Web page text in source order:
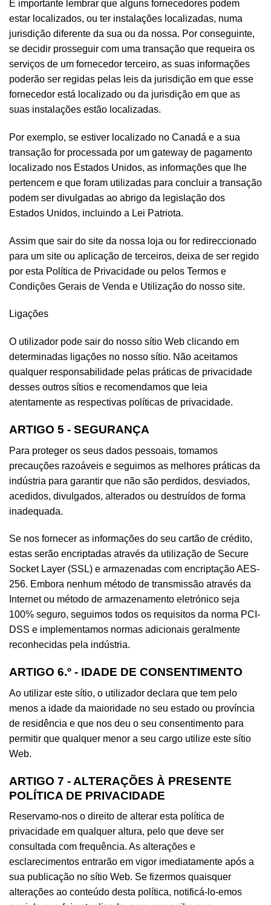
É importante lembrar que alguns fornecedores podem
estar localizados, ou ter instalações localizadas, numa
jurisdição diferente da sua ou da nossa. Por conseguinte,
se decidir prosseguir com uma transação que requeira os
serviços de um fornecedor terceiro, as suas informações
poderão ser regidas pelas leis da jurisdição em que esse
fornecedor está localizado ou da jurisdição em que as
suas instalações estão localizadas.
Por exemplo, se estiver localizado no Canadá e a sua
transação for processada por um gateway de pagamento
localizado nos Estados Unidos, as informações que lhe
pertencem e que foram utilizadas para concluir a transação
podem ser divulgadas ao abrigo da legislação dos
Estados Unidos, incluindo a Lei Patriota.
Assim que sair do site da nossa loja ou for redireccionado
para um site ou aplicação de terceiros, deixa de ser regido
por esta Política de Privacidade ou pelos Termos e
Condições Gerais de Venda e Utilização do nosso site.
Ligações
O utilizador pode sair do nosso sítio Web clicando em
determinadas ligações no nosso sítio. Não aceitamos
qualquer responsabilidade pelas práticas de privacidade
desses outros sítios e recomendamos que leia
atentamente as respectivas políticas de privacidade.
ARTIGO 5 - SEGURANÇA
Para proteger os seus dados pessoais, tomamos
precauções razoáveis e seguimos as melhores práticas da
indústria para garantir que não são perdidos, desviados,
acedidos, divulgados, alterados ou destruídos de forma
inadequada.
Se nos fornecer as informações do seu cartão de crédito,
estas serão encriptadas através da utilização de Secure
Socket Layer (SSL) e armazenadas com encriptação AES-
256. Embora nenhum método de transmissão através da
Internet ou método de armazenamento eletrónico seja
100% seguro, seguimos todos os requisitos da norma PCI-
DSS e implementamos normas adicionais geralmente
reconhecidas pela indústria.
ARTIGO 6.º - IDADE DE CONSENTIMENTO
Ao utilizar este sítio, o utilizador declara que tem pelo
menos a idade da maioridade no seu estado ou província
de residência e que nos deu o seu consentimento para
permitir que qualquer menor a seu cargo utilize este sítio
Web.
ARTIGO 7 - ALTERAÇÕES À PRESENTE
POLÍTICA DE PRIVACIDADE
Reservamo-nos o direito de alterar esta política de
privacidade em qualquer altura, pelo que deve ser
consultada com frequência. As alterações e
esclarecimentos entrarão em vigor imediatamente após a
sua publicação no sítio Web. Se fizermos quaisquer
alterações ao conteúdo desta política, notificá-lo-emos